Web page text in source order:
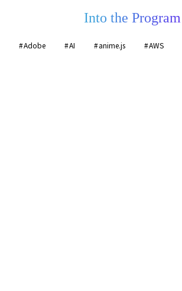
Into the Program
Adobe AI anime.js AWS